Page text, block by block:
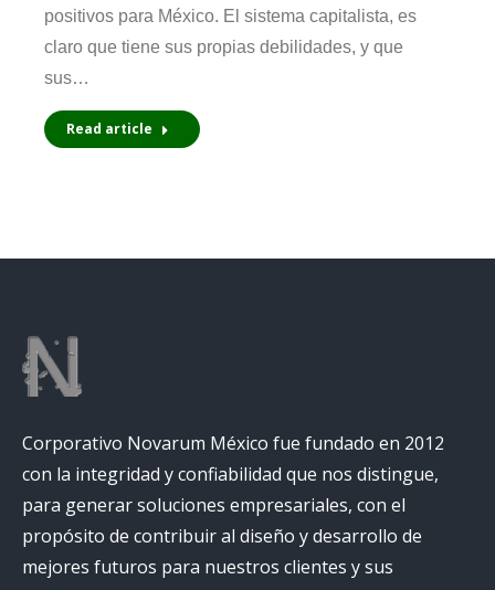
positivos para México. El sistema capitalista, es
claro que tiene sus propias debilidades, y que
sus…
Read article
Corporativo Novarum México fue fundado en 2012
con la integridad y confiabilidad que nos distingue,
para generar soluciones empresariales, con el
propósito de contribuir al diseño y desarrollo de
mejores futuros para nuestros clientes y sus